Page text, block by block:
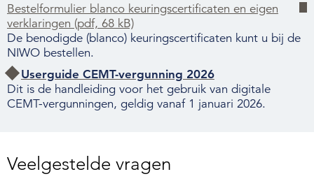
Bestelformulier blanco keuringscertificaten en eigen
verklaringen (pdf, 68 kB)
De benodigde (blanco) keuringscertificaten kunt u bij de
NIWO bestellen.
Userguide CEMT-vergunning 2026
Dit is de handleiding voor het gebruik van digitale
CEMT-vergunningen, geldig vanaf 1 januari 2026.
Veelgestelde vragen